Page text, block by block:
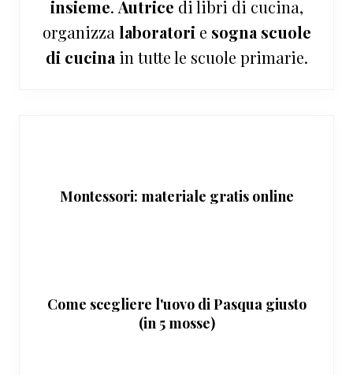
insieme. Autrice di libri di cucina,
organizza laboratori e sogna scuole
di cucina in tutte le scuole primarie.
Montessori: materiale gratis online
Come scegliere l'uovo di Pasqua giusto
(in 5 mosse)